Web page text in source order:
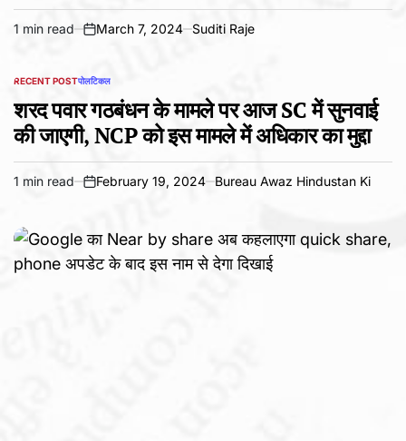
Estimated
time
1 min read
on
March 7, 2024 Suditi Raje
POSTED
RECENT POSTपोलटिकल
शरद पवार गठबंधन के मामले पर आज SC में सुनवाई
की जाएगी, NCP को इस मामले में अधिकार का मुद्दा
Estimated
time
1 min read
on
February 19, 2024 Bureau Awaz Hindustan Ki